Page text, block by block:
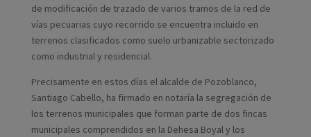
de modificación de trazado de varios tramos de la red de
vías pecuarias cuyo recorrido se encuentra incluido en
terrenos clasificados como suelo urbanizable sectorizado
como industrial y residencial.
Precisamente en estos días el alcalde de Pozoblanco,
Santiago Cabello, ha firmado en notaría la segregación de
los terrenos municipales que forman parte de dos fincas
municipales comprendidos en la Dehesa Boyal y los